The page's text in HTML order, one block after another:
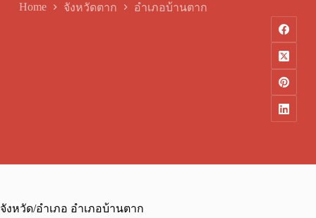
Home จังหวัดตาก อำเภอบ้านตาก
จังหวัด/อำเภอ อำเภอบ้านตาก